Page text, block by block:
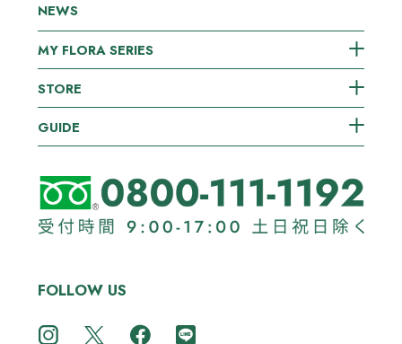
NEWS
MY FLORA SERIES
STORE
GUIDE
FOLLOW US